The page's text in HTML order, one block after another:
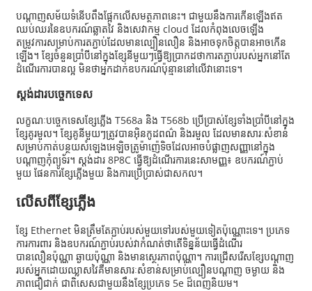
បណ្តាញសម័យទំនើបពឹងផ្អែកលើសមត្ថភាពនេះ។ ជាមួយនឹងការកើនឡើងឥត
ឈប់ឈរនៃឧបករណ៍ឆ្លាតវៃ និងសេវាកម្ម cloud ដែលកំពុងលេចឡើង
តម្រូវការសម្រាប់ការតភ្ជាប់ដែលមានល្បឿនលឿន និងអាចទុកចិត្តបានអាចកើន
ឡើង។ ខ្សែចំនួនប្រាំបីនៅក្នុងខ្សែនីមួយៗធ្វើឱ្យប្រាកដថាការតភ្ជាប់របស់អ្នកនៅតែ
ដំណើរការបានល្អ មិនថាអ្នកដាក់ឧបករណ៍ប៉ុន្មាននៅលើវានោះទេ។
ស្តង់ដារបច្ចេកទេស
លក្ខណៈបច្ចេកទេសខ្សែភ្លើង T568a និង T568b ប្រើប្រាស់ខ្សែទាំងប្រាំបីនៅក្នុង
ខ្សែគូរមួល។ ខ្សែគូនីមួយៗត្រូវបានអ៊ិនកូដពណ៌ និងរមួល ដែលមានសារៈសំខាន់
សម្រាប់កាត់បន្ថយសំឡេងអេឡិចត្រូម៉ាញ៉េទិចដែលអាចបំផ្លាញសញ្ញានៅក្នុង
បណ្តាញកុំព្យូទ័រ។ ស្តង់ដារ 8P8C ធ្វើឱ្យដំណើរការនេះសាមញ្ញ៖ ឧបករណ៍ភ្ជាប់
មួយ ផែនការខ្សែភ្លើងមួយ និងការប្រើប្រាស់ជាសកល។
លើសពីខ្សែភ្លើង
ខ្សែ Ethernet មិនត្រឹមតែភ្ជាប់របស់មួយទៅរបស់មួយទៀតប៉ុណ្ណោះទេ។ ប្រភេទ
ការការពារ និងឧបករណ៍ភ្ជាប់របស់វាកំណត់ថាតើទិន្នន័យធ្វើដំណើរ
បានលឿនប៉ុណ្ណា ឆ្ងាយប៉ុណ្ណា និងមានស្ថេរភាពប៉ុណ្ណា។ ការជ្រើសរើសខ្សែបណ្តាញ
របស់អ្នកដោយឈ្លាសវៃគឺមានសារៈសំខាន់សម្រាប់ល្បឿនបណ្តាញ ចម្ងាយ និង
ភាពជឿជាក់ ជាពិសេសជាមួយនឹងខ្សែប្រភេទ 5e ដ៏ពេញនិយម។